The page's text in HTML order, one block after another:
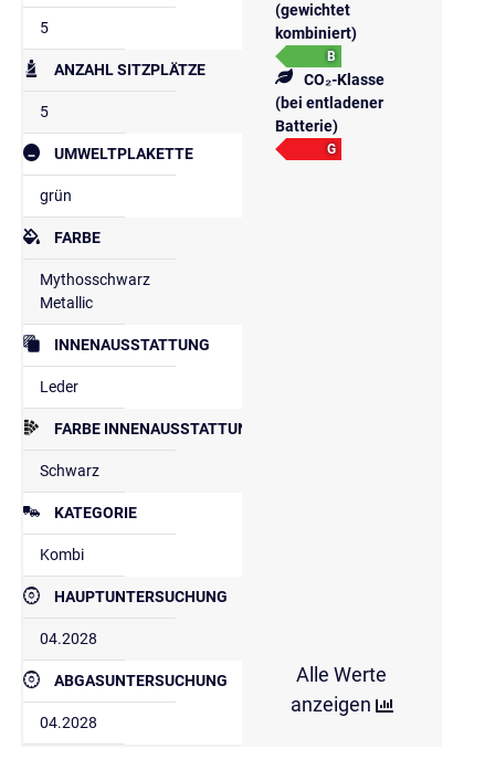
5
ANZAHL SITZPLÄTZE
5
UMWELTPLAKETTE
grün
FARBE
Mythosschwarz
Metallic
INNENAUSSTATTUNG
Leder
FARBE INNENAUSSTATTUNG
Schwarz
KATEGORIE
Kombi
HAUPTUNTERSUCHUNG
04.2028
ABGASUNTERSUCHUNG
04.2028
(gewichtet
kombiniert)
B
CO₂-Klasse
(bei entladener
Batterie)
G
Alle Werte
anzeigen